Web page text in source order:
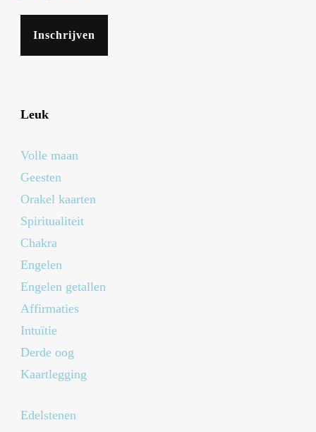
Leuk
Volle maan
Geesten
Orakel kaarten
Spiritualiteit
Chakra
Engelen
Engelen getallen
Affirmaties
Intuïtie
Derde oog
Kaartlegging
Edelstenen